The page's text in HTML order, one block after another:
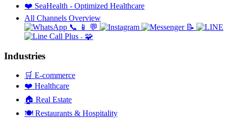
❤️ SeaHealth - Optimized Healthcare
All Channels Overview
📞
📱 💬 📝
+ 🧩
Industries
🛒 E-commerce
❤️ Healthcare
🏠 Real Estate
🍽️ Restaurants & Hospitality